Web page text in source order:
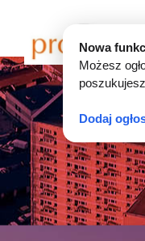
Nowa
Możesz
Dodaj